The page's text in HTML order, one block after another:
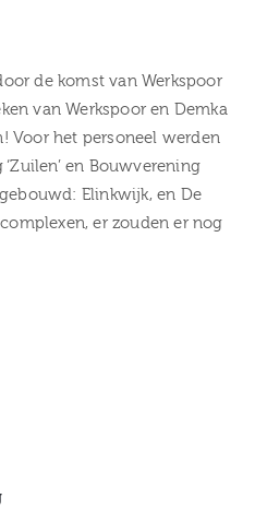
de komst van Werkspoor
van Werkspoor en Demka
Voor het personeel werden
en Bouwverening
Elinkwijk, en De
er zouden er nog